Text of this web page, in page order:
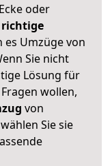
oder
richtige
es Umzüge von
Sie nicht
Lösung für
wollen,
von
Sie sie